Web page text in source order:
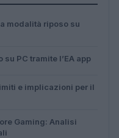
modalità riposo su
PC tramite l’EA app
e implicazioni per il
Gaming: Analisi